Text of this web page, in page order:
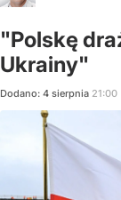
"Polskę
Ukrainy"
Dodano: 4 sierpnia 21:00